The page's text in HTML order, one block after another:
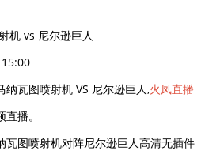
机 vs 尼尔逊巨人
纳瓦图喷射机 VS 尼尔逊巨人,火凤直播
播。
瓦图喷射机对阵尼尔逊巨人高清无插件